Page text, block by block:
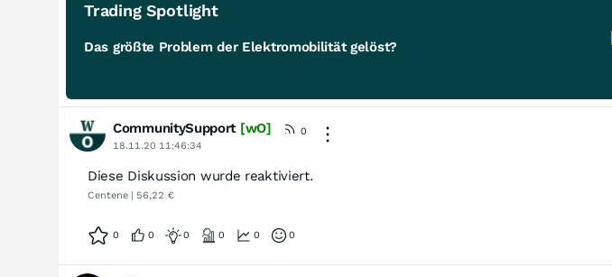
Trading Spotlight
Das größte Problem der Elektromobilität gelöst?
CommunitySupport[wO]
0
18.11.20 11:46:34
Diese Diskussion wurde reaktiviert.
Centene | 56,22 €
0 0 0 0 0 0